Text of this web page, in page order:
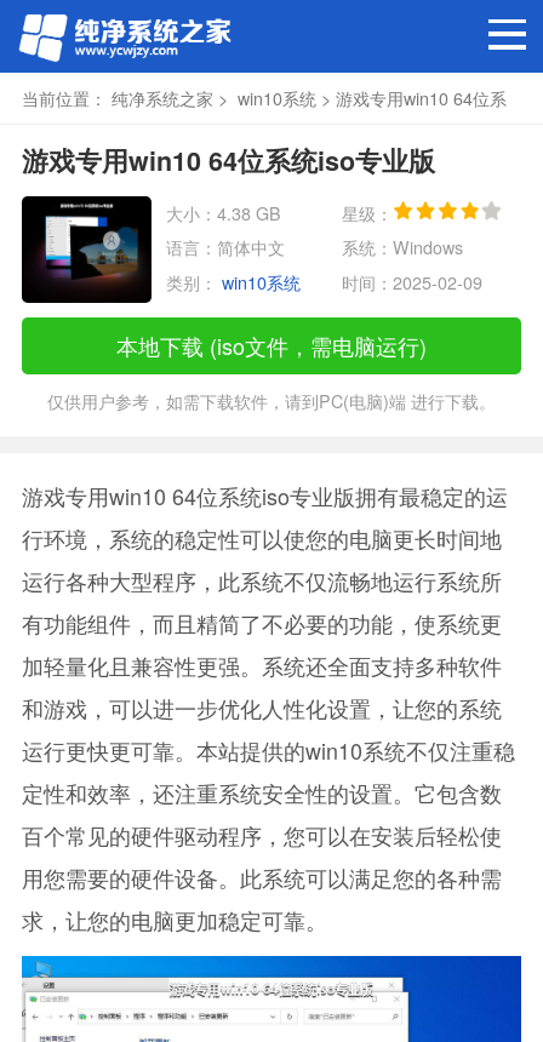
当前位置： 纯净系统之家 > win10系统 > 游戏专用win10 64位系
统iso专业版
游戏专用win10 64位系统iso专业版
大小：4.38 GB
星级：
语言：简体中文
系统：Windows
类别：win10系统 时间：2025-02-09
本地下载 (iso文件，需电脑运行)
仅供用户参考，如需下载软件，请到PC(电脑)端 进行下载。
游戏专用win10 64位系统iso专业版拥有最稳定的运
行环境，系统的稳定性可以使您的电脑更长时间地
运行各种大型程序，此系统不仅流畅地运行系统所
有功能组件，而且精简了不必要的功能，使系统更
加轻量化且兼容性更强。系统还全面支持多种软件
和游戏，可以进一步优化人性化设置，让您的系统
运行更快更可靠。本站提供的win10系统不仅注重稳
定性和效率，还注重系统安全性的设置。它包含数
百个常见的硬件驱动程序，您可以在安装后轻松使
用您需要的硬件设备。此系统可以满足您的各种需
求，让您的电脑更加稳定可靠。